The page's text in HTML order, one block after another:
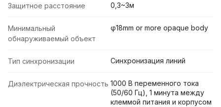
Защитное расстояние 0,3~3м
Минимальный
обнаруживаемый объект
φ18mm or more opaque body
Тип синхронизации Синхронизация линий
Диэлектрическая прочность 1000 В переменного тока
(50/60 Гц), 1 минута между
клеммой питания и корпусом